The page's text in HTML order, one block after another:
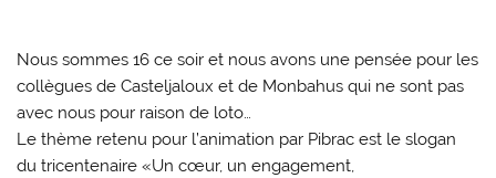
Nous sommes 16 ce soir et nous avons une pensée pour les
collègues de Casteljaloux et de Monbahus qui ne sont pas
avec nous pour raison de loto…
Le thème retenu pour l’animation par Pibrac est le slogan
du tricentenaire «Un cœur, un engagement,